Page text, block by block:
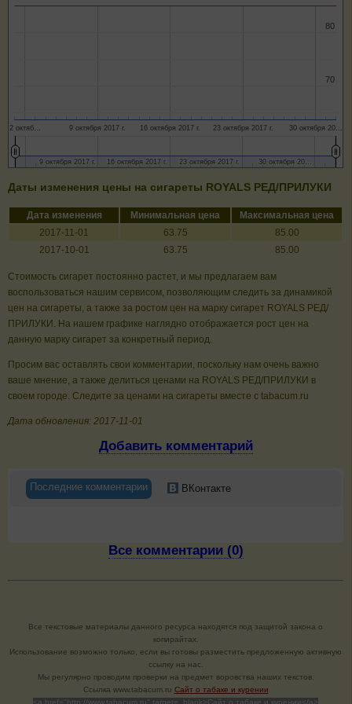
2 октяб… 9 октября 2017 г. 16 октября 2017 г. 23 октября 2017 г. 30 октября 20…
70
70
80
80
9 октября 2017 г.
9 октября 2017 г. 16 октября 2017 г.
16 октября 2017 г. 23 октября 2017 г.
23 октября 2017 г. 30 октября 20…
30 октября 20…
Даты изменения цены на сигареты ROYALS РЕД/ПРИЛУКИ
Дата изменения Минимальная цена
Максимальная цена
2017-11-01
63.75
85.00
2017-10-01
63.75 85.00
Стоимость сигарет постоянно растет, и мы предлагаем вам
воспользоваться нашим сервисом, позволяющим следить за динамикой
цен на сигареты, а также за ростом цен на марку сигарет ROYALS РЕД/
ПРИЛУКИ. На нашем графике наглядно отображается рост цен на
данную марку сигарет за конкретный период.
Просим вас оставлять свои комментарии, поскольку нам очень важно
ваше мнение, а также делиться ценами на ROYALS РЕД/ПРИЛУКИ в
своем городе. Следите за ценами на сигареты вместе с tabacum.ru
Дата обновления: 2017-11-01
Добавить комментарий
Последние комментарии ВКонтакте
Все комментарии (0)
Все текстовые материалы данного ресурса находятся под защитой закона о
копирайтах.
Использование возможно только, если вы готовы разместить предложенную активную
ссылку на нас.
Мы регулярно проводим проверки на предмет воровства наших текстов.
Cсылка www.tabacum.ru Сайт о табаке и курении
<a href="http://www.tabacum.ru" target=_blank>Сайт о табаке и курении</a>